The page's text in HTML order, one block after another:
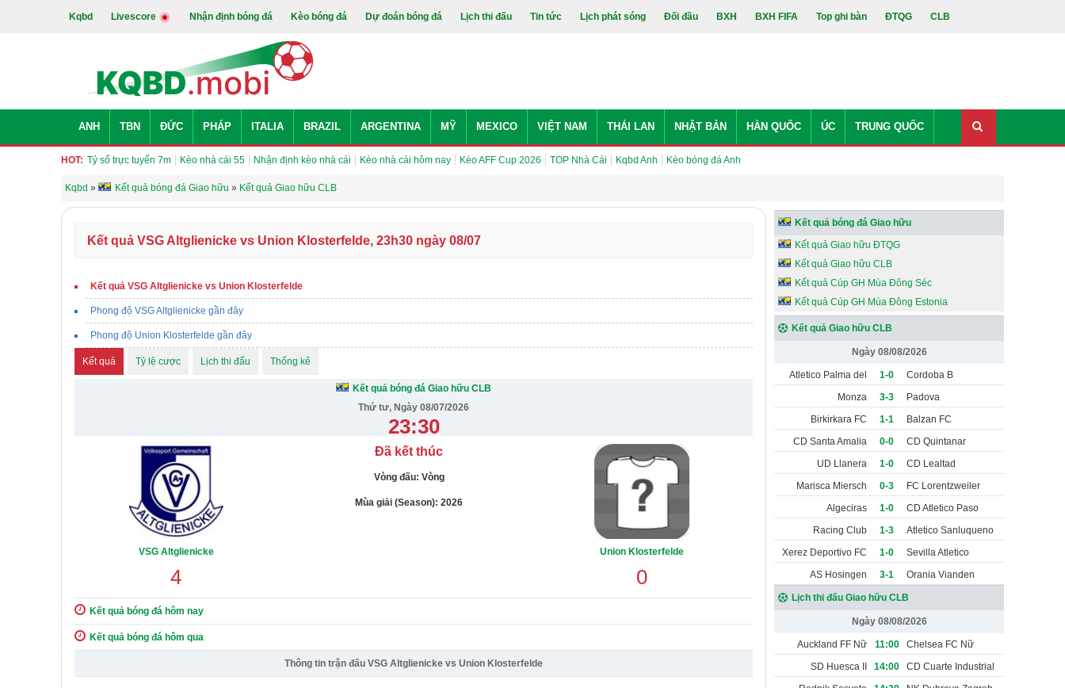
Kqbd Livescore Nhận định bóng đá Kèo bóng đá Dự đoán bóng đá Lịch thi đấu Tin tức Lịch phát sóng Đối đầu BXH BXH FIFA Top ghi bàn ĐTQG CLB
ANH TBN ĐỨC PHÁP ITALIA BRAZIL ARGENTINA MỸ MEXICO VIỆT NAM THÁI LAN NHẬT BẢN HÀN QUỐC ÚC TRUNG QUỐC
HOT: Tỷ số trực tuyến 7m Kèo nhà cái 55 Nhận định kèo nhà cái Kèo nhà cái hôm nay Kèo AFF Cup 2026 TOP Nhà Cái Kqbd Anh Kèo bóng đá Anh
Kqbd » Kết quả bóng đá Giao hữu » Kết quả Giao hữu CLB
Kết quả VSG Altglienicke vs Union Klosterfelde, 23h30 ngày 08/07
Kết quả VSG Altglienicke vs Union Klosterfelde
Phong độ VSG Altglienicke gần đây
Phong độ Union Klosterfelde gần đây
Kết quả Tỷ lệ cược Lịch thi đấu Thống kê
Kết quả bóng đá Giao hữu CLB
Thứ tư, Ngày 08/07/2026
23:30
VSG Altglienicke
4
Đã kết thúc
Vòng đấu: Vòng
Mùa giải (Season): 2026
Union Klosterfelde
0
Kết quả bóng đá hôm nay
Kết quả bóng đá hôm qua
Thông tin trận đấu VSG Altglienicke vs Union Klosterfelde
Kết quả bóng đá Giao hữu
Kết quả Giao hữu ĐTQG
Kết quả Giao hữu CLB
Kết quả Cúp GH Mùa Đông Séc
Kết quả Cúp GH Mùa Đông Estonia
Kết quả Giao hữu CLB
Ngày 08/08/2026
Atletico Palma del
Rio
1-0
Cordoba B
Monza
3-3
Padova
Birkirkara FC
1-1
Balzan FC
CD Santa Amalia
0-0
CD Quintanar
UD Llanera
1-0
CD Lealtad
Marisca Miersch
0-3
FC Lorentzweiler
Algeciras
1-0
CD Atletico Paso
Racing Club
Portuense
1-3
Atletico Sanluqueno
Xerez Deportivo FC
1-0
Sevilla Atletico
AS Hosingen
3-1 Orania Vianden
Lịch thi đấu Giao hữu CLB
Ngày 08/08/2026
Auckland FF Nữ 11:00
Chelsea FC Nữ
SD Huesca II
14:00
CD Cuarte Industrial